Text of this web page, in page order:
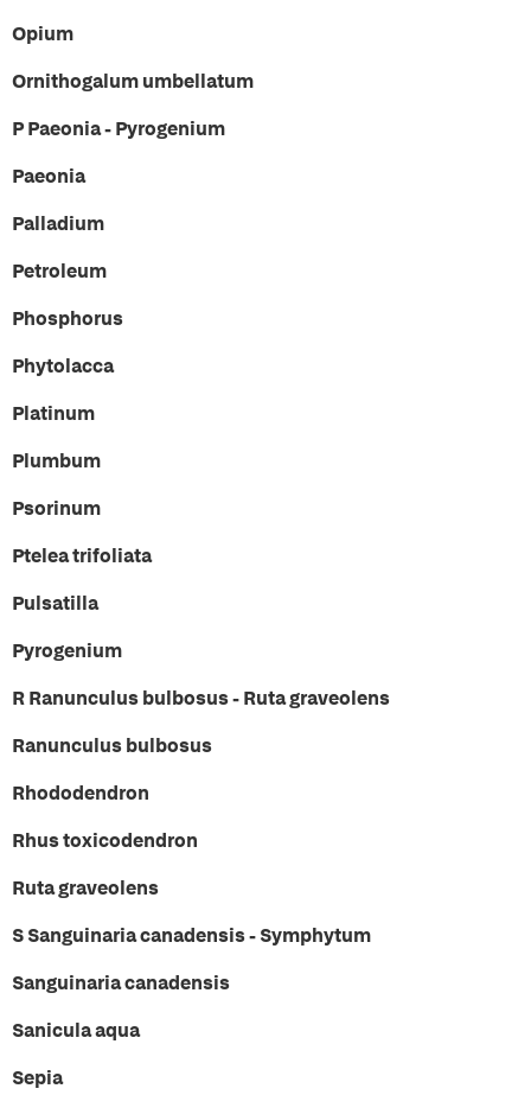
Opium
Ornithogalum umbellatum
P Paeonia - Pyrogenium
Paeonia
Palladium
Petroleum
Phosphorus
Phytolacca
Platinum
Plumbum
Psorinum
Ptelea trifoliata
Pulsatilla
Pyrogenium
R Ranunculus bulbosus - Ruta graveolens
Ranunculus bulbosus
Rhododendron
Rhus toxicodendron
Ruta graveolens
S Sanguinaria canadensis - Symphytum
Sanguinaria canadensis
Sanicula aqua
Sepia